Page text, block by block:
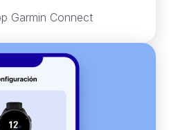
Garmin Connect